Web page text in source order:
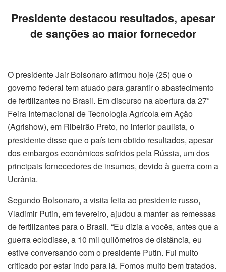
Presidente destacou resultados, apesar
de sanções ao maior fornecedor
O presidente Jair Bolsonaro afirmou hoje (25) que o
governo federal tem atuado para garantir o abastecimento
de fertilizantes no Brasil. Em discurso na abertura da 27ª
Feira Internacional de Tecnologia Agrícola em Ação
(Agrishow), em Ribeirão Preto, no interior paulista, o
presidente disse que o país tem obtido resultados, apesar
dos embargos econômicos sofridos pela Rússia, um dos
principais fornecedores de insumos, devido à guerra com a
Ucrânia.
Segundo Bolsonaro, a visita feita ao presidente russo,
Vladimir Putin, em fevereiro, ajudou a manter as remessas
de fertilizantes para o Brasil. “Eu dizia a vocês, antes que a
guerra eclodisse, a 10 mil quilômetros de distância, eu
estive conversando com o presidente Putin. Fui muito
criticado por estar indo para lá. Fomos muito bem tratados.